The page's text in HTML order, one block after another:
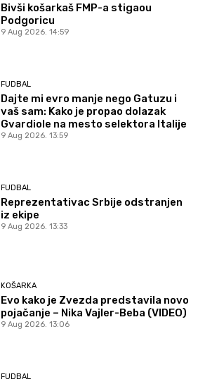
Bivši košarkaš FMP-a stigaou
Podgoricu
9 Aug 2026. 14:59
FUDBAL
Dajte mi evro manje nego Gatuzu i
vaš sam: Kako je propao dolazak
Gvardiole na mesto selektora Italije
9 Aug 2026. 13:59
FUDBAL
Reprezentativac Srbije odstranjen
iz ekipe
9 Aug 2026. 13:33
KOŠARKA
Evo kako je Zvezda predstavila novo
pojačanje – Nika Vajler-Beba (VIDEO)
9 Aug 2026. 13:06
FUDBAL